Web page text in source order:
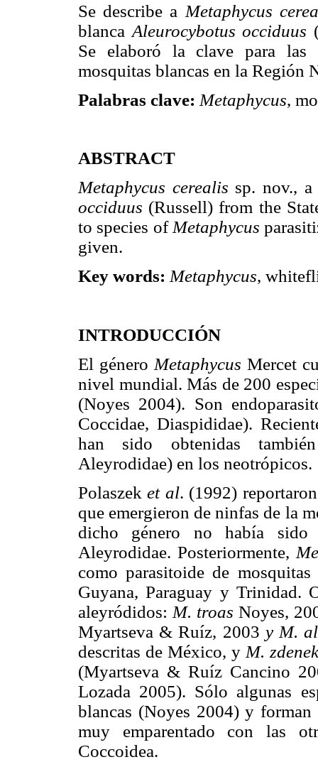
Se describe a Metaphycus
blanca Aleurocybotus occiduus
Se elaboró la clave para las
mosquitas blancas en la Región
Palabras clave: Metaphycus,
ABSTRACT
Metaphycus cerealis sp. nov.,
occiduus (Russell) from the
to species of Metaphycus
given.
Key words:Metaphycus,
INTRODUCCIÓN
El género Metaphycus Mercet
nivel mundial. Más de 200
(Noyes 2004). Son
Coccidae, Diaspididae).
han sido obtenidas
Aleyrodidae) en los neotrópicos.
Polaszeket al. (1992)
que emergieron de ninfas de la
dicho género no había sido
Aleyrodidae. Posteriormente,
como parasitoide de
Guyana, Paraguay y Trinidad.
aleyródidos: M. troas Noyes,
Myartseva & Ruíz, 2003 y M.
descritas de México, y M.
(Myartseva & Ruíz Cancino
Lozada 2005). Sólo algunas
blancas (Noyes 2004) y
muy emparentado con las
Coccoidea.